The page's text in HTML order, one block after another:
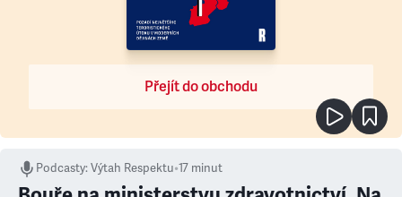
Přejít do obchodu
Podcasty:Výtah Respektu•17 minut